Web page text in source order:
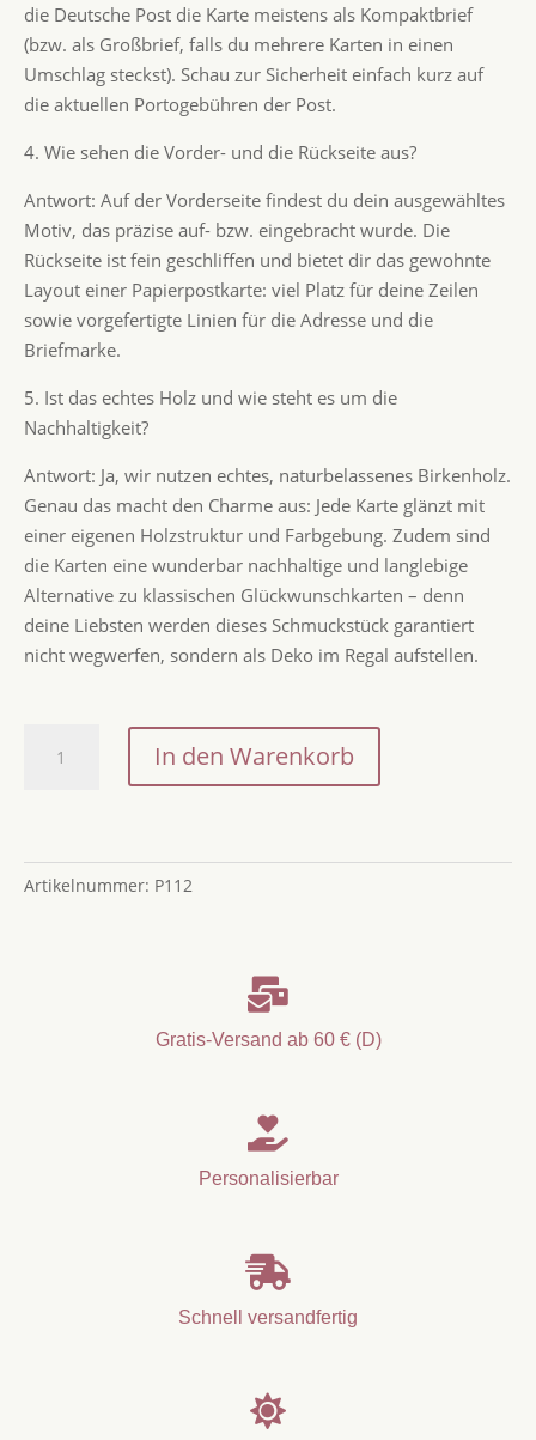
die Deutsche Post die Karte meistens als Kompaktbrief
(bzw. als Großbrief, falls du mehrere Karten in einen
Umschlag steckst). Schau zur Sicherheit einfach kurz auf
die aktuellen Portogebühren der Post.
4. Wie sehen die Vorder- und die Rückseite aus?
Antwort: Auf der Vorderseite findest du dein ausgewähltes
Motiv, das präzise auf- bzw. eingebracht wurde. Die
Rückseite ist fein geschliffen und bietet dir das gewohnte
Layout einer Papierpostkarte: viel Platz für deine Zeilen
sowie vorgefertigte Linien für die Adresse und die
Briefmarke.
5. Ist das echtes Holz und wie steht es um die
Nachhaltigkeit?
Antwort: Ja, wir nutzen echtes, naturbelassenes Birkenholz.
Genau das macht den Charme aus: Jede Karte glänzt mit
einer eigenen Holzstruktur und Farbgebung. Zudem sind
die Karten eine wunderbar nachhaltige und langlebige
Alternative zu klassischen Glückwunschkarten – denn
deine Liebsten werden dieses Schmuckstück garantiert
nicht wegwerfen, sondern als Deko im Regal aufstellen.
Anime
Fuchs
/
In den Warenkorb
Artikelnummer: P112

Gratis-Versand ab 60 € (D)

Personalisierbar

Schnell versandfertig
